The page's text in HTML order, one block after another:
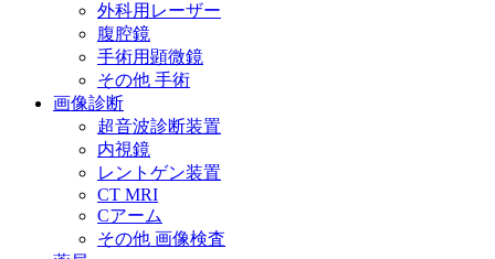
外科用レーザー
腹腔鏡
手術用顕微鏡
その他 手術
画像診断
超音波診断装置
内視鏡
レントゲン装置
CT MRI
Cアーム
その他 画像検査